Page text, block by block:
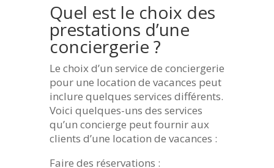
Quel est le choix des
prestations d’une
conciergerie ?
Le choix d’un service de conciergerie
pour une location de vacances peut
inclure quelques services différents.
Voici quelques-uns des services
qu’un concierge peut fournir aux
clients d’une location de vacances :
Faire des réservations :